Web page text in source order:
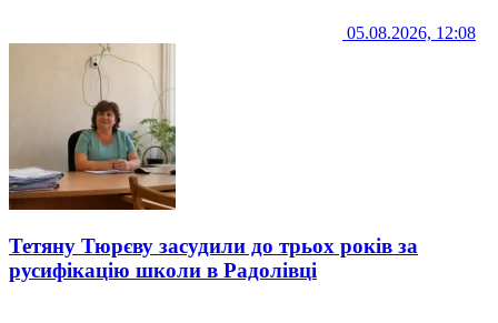
05.08.2026, 12:08
Тетяну Тюрєву засудили до трьох років за
русифікацію школи в Радолівці